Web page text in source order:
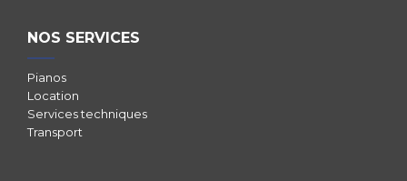
NOS SERVICES
Pianos
Location
Services techniques
Transport